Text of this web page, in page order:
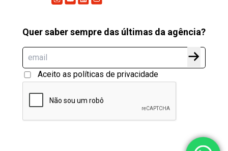
Quer saber sempre das últimas da agência?
Aceito as políticas de privacidade